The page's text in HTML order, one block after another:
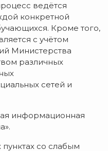
ведётся
конкретной
Кроме того,
с учётом
Министерства
различных
сетей и
информационная
со слабым